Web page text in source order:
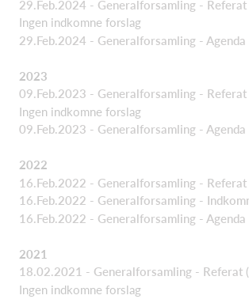
29.Feb.2024 - Generalforsamling - Referat
Ingen indkomne forslag
29.Feb.2024 - Generalforsamling - Agenda
2023
09.Feb.2023 - Generalforsamling - Referat
Ingen indkomne forslag
09.Feb.2023 - Generalforsamling - Agenda
2022
16.Feb.2022 - Generalforsamling - Referat
16.Feb.2022 - Generalforsamling -
16.Feb.2022 - Generalforsamling - Agenda
2021
18.02.2021 - Generalforsamling - Referat
Ingen indkomne forslag